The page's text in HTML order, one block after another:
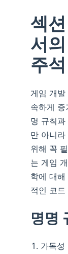
섹
서
주
게임 개
속하게
명 규칙
만 아니
위해 꼭
는 게임
학에 대
적인 코
명명
가독성